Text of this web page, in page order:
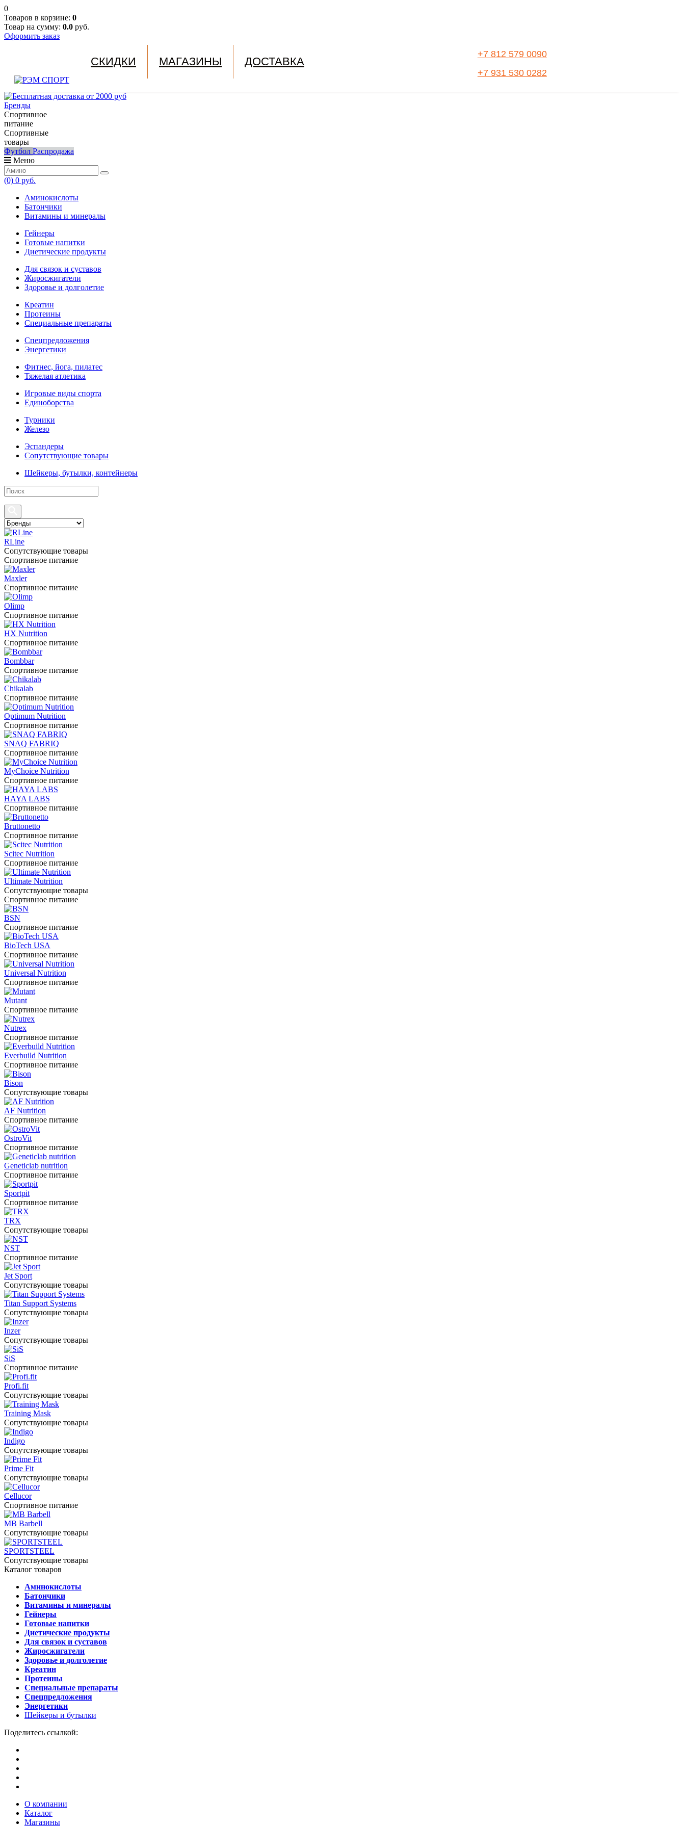
0
Товаров в корзине: 0
Товар на сумму: 0.0 руб.
Оформить заказ
СКИДКИ МАГАЗИНЫ ДОСТАВКА
+7 812 579 0090
+7 931 530 0282
Бренды
Спортивное
питание
Спортивные
товары
Футбол Распродажа
Меню
(0) 0 руб.
Аминокислоты
Батончики
Витамины и минералы
Гейнеры
Готовые напитки
Диетические продукты
Для связок и суставов
Жиросжигатели
Здоровье и долголетие
Креатин
Протеины
Специальные препараты
Спецпредложения
Энергетики
Фитнес, йога, пилатес
Тяжелая атлетика
Игровые виды спорта
Единоборства
Турники
Железо
Эспандеры
Сопутствующие товары
Шейкеры, бутылки, контейнеры
RLine
Сопутствующие товары
Спортивное питание
Maxler
Спортивное питание
Olimp
Спортивное питание
HX Nutrition
Спортивное питание
Bombbar
Спортивное питание
Chikalab
Спортивное питание
Optimum Nutrition
Спортивное питание
SNAQ FABRIQ
Спортивное питание
MyChoice Nutrition
Спортивное питание
HAYA LABS
Спортивное питание
Bruttonetto
Спортивное питание
Scitec Nutrition
Спортивное питание
Ultimate Nutrition
Сопутствующие товары
Спортивное питание
BSN
Спортивное питание
BioTech USA
Спортивное питание
Universal Nutrition
Спортивное питание
Mutant
Спортивное питание
Nutrex
Спортивное питание
Everbuild Nutrition
Спортивное питание
Bison
Сопутствующие товары
AF Nutrition
Спортивное питание
OstroVit
Спортивное питание
Geneticlab nutrition
Спортивное питание
Sportpit
Спортивное питание
TRX
Сопутствующие товары
NST
Спортивное питание
Jet Sport
Сопутствующие товары
Titan Support Systems
Сопутствующие товары
Inzer
Сопутствующие товары
SiS
Спортивное питание
Profi.fit
Сопутствующие товары
Training Mask
Сопутствующие товары
Indigo
Сопутствующие товары
Prime Fit
Сопутствующие товары
Cellucor
Спортивное питание
MB Barbell
Сопутствующие товары
SPORTSTEEL
Сопутствующие товары
Каталог товаров
Аминокислоты
Батончики
Витамины и минералы
Гейнеры
Готовые напитки
Диетические продукты
Для связок и суставов
Жиросжигатели
Здоровье и долголетие
Креатин
Протеины
Специальные препараты
Спецпредложения
Энергетики
Шейкеры и бутылки
Поделитесь ссылкой:
О компании
Каталог
Магазины